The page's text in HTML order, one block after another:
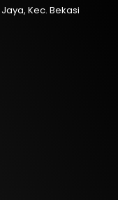
Kec. Bekasi